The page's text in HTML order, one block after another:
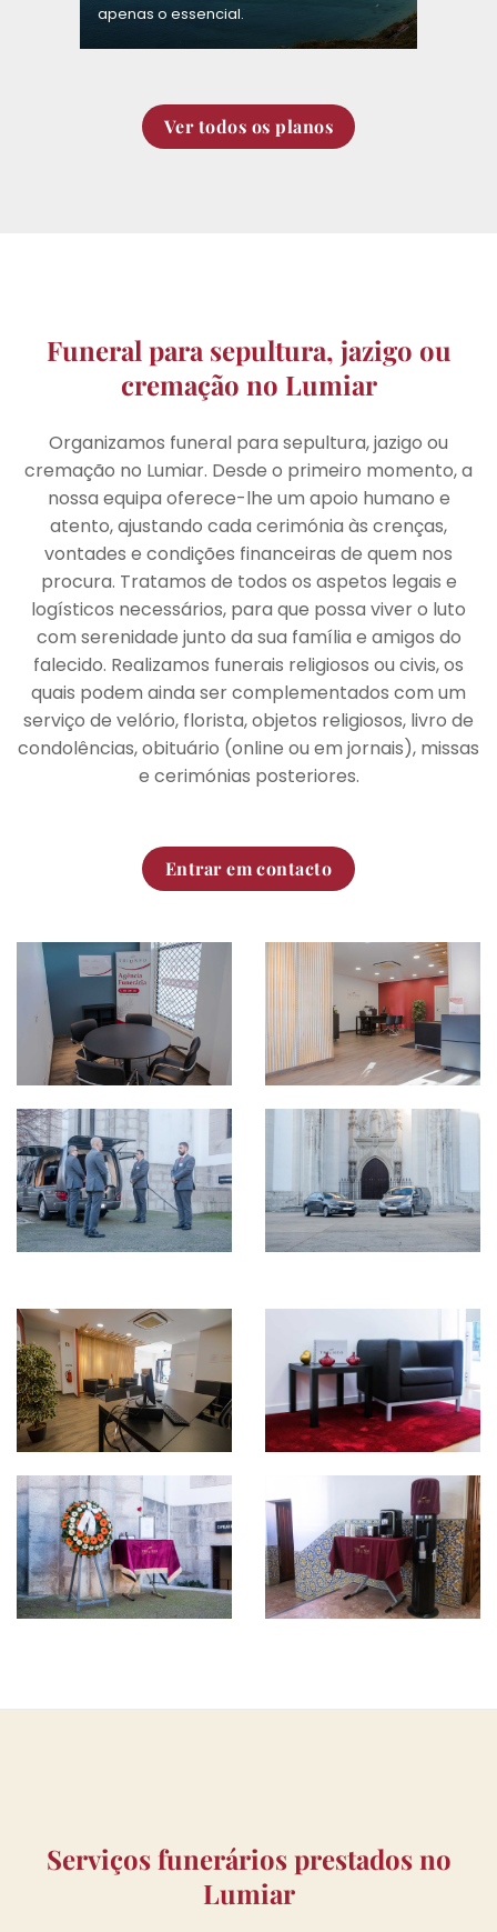
apenas o essencial.
Ver todos os planos
Funeral para sepultura, jazigo ou
cremação no Lumiar
Organizamos funeral para sepultura, jazigo ou
cremação no Lumiar. Desde o primeiro momento, a
nossa equipa oferece-lhe um apoio humano e
atento, ajustando cada cerimónia às crenças,
vontades e condições financeiras de quem nos
procura. Tratamos de todos os aspetos legais e
logísticos necessários, para que possa viver o luto
com serenidade junto da sua família e amigos do
falecido. Realizamos funerais religiosos ou civis, os
quais podem ainda ser complementados com um
serviço de velório, florista, objetos religiosos, livro de
condolências, obituário (online ou em jornais), missas
e cerimónias posteriores.
Entrar em contacto
Serviços funerários prestados no
Lumiar